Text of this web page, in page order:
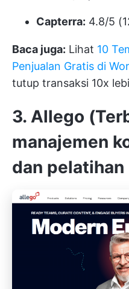
Capterra: 4.8/5
Baca juga: Lihat 10
Penjualan Gratis di
tutup transaksi 10x
3. Allego
manajemen
dan